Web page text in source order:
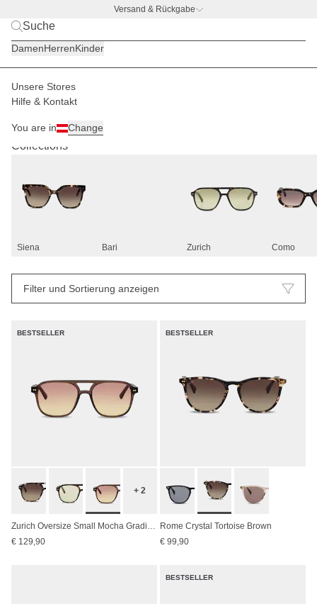
Versand & Rückgabe
DamenHerrenKinder
Unsere Stores
Hilfe & Kontakt
You are in Change
Sonnenbrillen
Collections
Siena Bari Zurich Como
Filter und Sortierung anzeigen
BESTSELLER
+ 2
€ 129,90
BESTSELLER
Rome Crystal Tortoise Brown
€ 99,90
BESTSELLER